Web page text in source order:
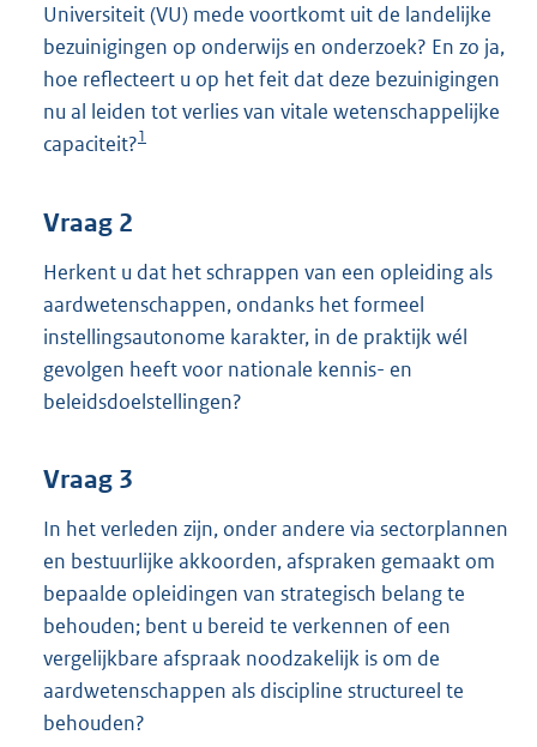
Universiteit (VU) mede voortkomt uit de landelijke
bezuinigingen op onderwijs en onderzoek? En zo ja,
hoe reflecteert u op het feit dat deze bezuinigingen
nu al leiden tot verlies van vitale wetenschappelijke
capaciteit?1
Vraag 2
Herkent u dat het schrappen van een opleiding als
aardwetenschappen, ondanks het formeel
instellingsautonome karakter, in de praktijk wél
gevolgen heeft voor nationale kennis- en
beleidsdoelstellingen?
Vraag 3
In het verleden zijn, onder andere via sectorplannen
en bestuurlijke akkoorden, afspraken gemaakt om
bepaalde opleidingen van strategisch belang te
behouden; bent u bereid te verkennen of een
vergelijkbare afspraak noodzakelijk is om de
aardwetenschappen als discipline structureel te
behouden?